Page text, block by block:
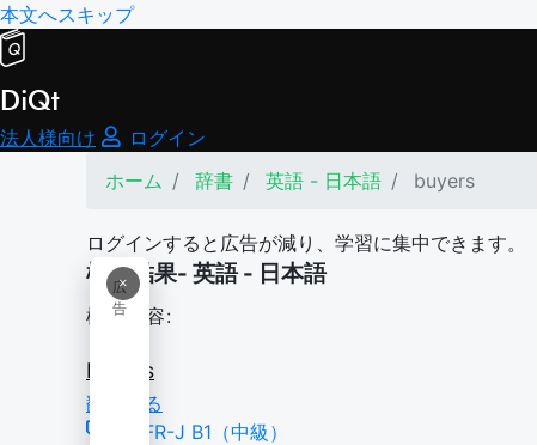
本文へスキップ
DiQt
法人様向け
ログイン
ホーム
辞書 英語 - 日本語 buyers
ログインすると広告が減り、学習に集中できます。
×
広
告
検索結果- 英語 - 日本語
検索内容:
buyers
翻訳する
CEFR-J B1（中級）